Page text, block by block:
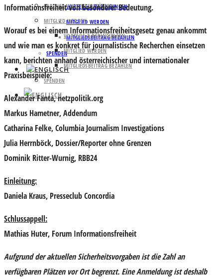
VORTEILE & BEDINGUNGEN
MITGLIED WERDEN
MITGLIEDSBEITRAG BEZAHLEN
SPENDEN
PARTNER UND UNTERSTÜTZER
MITGLIED WERDEN
VORTEILE & BEDINGUNGEN
MITGLIED WERDEN
MITGLIEDSBEITRAG BEZAHLEN
SPENDEN
Informationsfreiheit von besonderer Bedeutung.
Worauf es bei einem Informationsfreiheitsgesetz genau ankommt
und wie man es konkret für journalistische Recherchen einsetzen
kann, berichten anhand österreichischer und internationaler
Praxisbeispiele:
Alexander Fanta, netzpolitik.org
Markus Hametner, Addendum
Catharina Felke, Columbia Journalism Investigations
Julia Herrnböck, Dossier/Reporter ohne Grenzen
Dominik Ritter-Wurnig, RBB24
Einleitung:
Daniela Kraus, Presseclub Concordia
Schlussappell:
Mathias Huter, Forum Informationsfreiheit
Aufgrund der aktuellen Sicherheitsvorgaben ist die Zahl an
verfügbaren Plätzen vor Ort begrenzt. Eine Anmeldung ist deshalb